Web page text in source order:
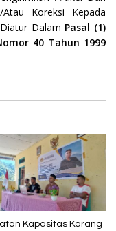
Koreksi Kepada
Dalam Pasal (1)
40 Tahun 1999
Kapasitas Karang